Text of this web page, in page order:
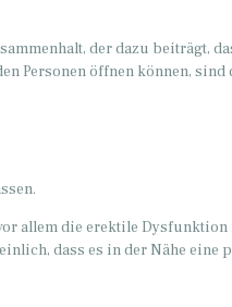
der dazu beiträgt,
Personen öffnen können,
allem die erektile
dass es in der Nähe eine